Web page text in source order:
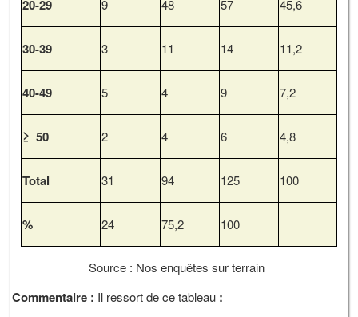
20-29 9 48 57 45,6
30-39 3 11 14 11,2
40-49 5 4 9 7,2
≥ 50 2 4 6 4,8
Total 31 94 125 100
% 24 75,2 100
Source : Nos enquêtes sur terrain
Commentaire : Il ressort de ce tableau :